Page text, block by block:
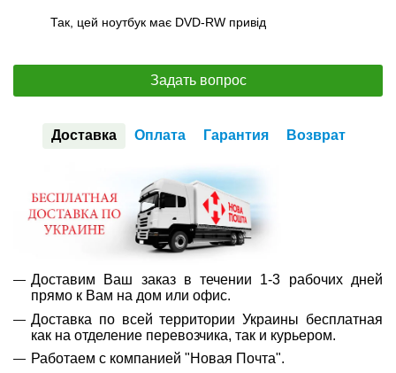
Так, цей ноутбук має DVD-RW привід
Задать вопрос
Доставка Оплата Гарантия Возврат
Доставим Ваш заказ в течении 1-3 рабочих дней
прямо к Вам на дом или офис.
Доставка по всей территории Украины бесплатная
как на отделение перевозчика, так и курьером.
Работаем с компанией "Новая Почта".